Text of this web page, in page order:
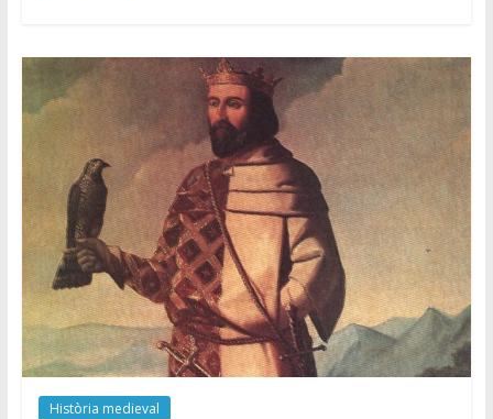
Història medieval